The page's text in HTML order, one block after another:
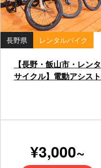
長野県 レンタルバイク
【長野・飯山市・レンタ
サイクル】電動アシスト
¥3,000~